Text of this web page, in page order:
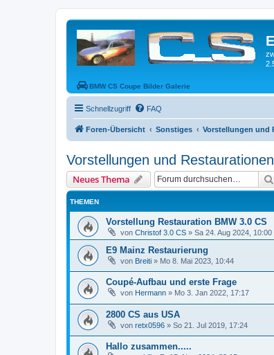
BMW CS Coupe Bilder Galerie
Schnellzugriff FAQ
Foren-Übersicht Sonstiges Vorstellungen und
Vorstellungen und Restaurationen
Neues Thema
THEMEN
Vorstellung Restauration BMW 3.0 CS
von Christof 3.0 CS » Sa 24. Aug 2024, 10:00
E9 Mainz Restaurierung
von Breiti » Mo 8. Mai 2023, 10:44
Coupé-Aufbau und erste Frage
von Hermann » Mo 3. Jan 2022, 17:17
2800 CS aus USA
von retx0596 » So 21. Jul 2019, 17:24
Hallo zusammen.....